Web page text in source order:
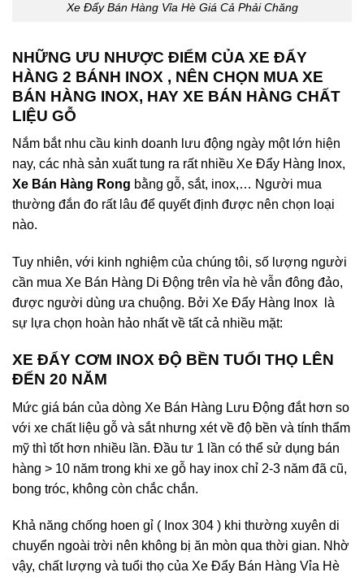
Xe Đẩy Bán Hàng Vỉa Hè Giá Cả Phải Chăng
NHỮNG ƯU NHƯỢC ĐIỂM CỦA XE ĐẨY
HÀNG 2 BÁNH INOX , NÊN CHỌN MUA XE
BÁN HÀNG INOX, HAY XE BÁN HÀNG CHẤT
LIỆU GỖ
Nắm bắt nhu cầu kinh doanh lưu động ngày một lớn hiện
nay, các nhà sản xuất tung ra rất nhiều Xe Đẩy Hàng Inox,
Xe Bán Hàng Rong bằng gỗ, sắt, inox,… Người mua
thường đắn đo rất lâu để quyết định được nên chọn loại
nào.
Tuy nhiên, với kinh nghiệm của chúng tôi, số lượng người
cần mua Xe Bán Hàng Di Động trên vỉa hè vẫn đông đảo,
được người dùng ưa chuộng. Bởi Xe Đẩy Hàng Inox là
sự lựa chọn hoàn hảo nhất về tất cả nhiều mặt:
XE ĐẨY CƠM INOX ĐỘ BỀN TUỔI THỌ LÊN
ĐẾN 20 NĂM
Mức giá bán của dòng Xe Bán Hàng Lưu Động đắt hơn so
với xe chất liệu gỗ và sắt nhưng xét về độ bền và tính thẩm
mỹ thì tốt hơn nhiều lần. Đầu tư 1 lần có thể sử dụng bán
hàng > 10 năm trong khi xe gỗ hay inox chỉ 2-3 năm đã cũ,
bong tróc, không còn chắc chắn.
Khả năng chống hoen gỉ ( Inox 304 ) khi thường xuyên di
chuyển ngoài trời nên không bị ăn mòn qua thời gian. Nhờ
vậy, chất lượng và tuổi thọ của Xe Đẩy Bán Hàng Vỉa Hè